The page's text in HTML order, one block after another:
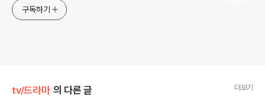
구독하기
tv/드라마 의 다른 글 더보기